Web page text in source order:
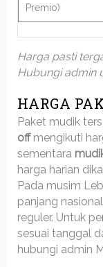
Premio)
Harga pasti
Hubungi admin
HARGA
Paket mudik
offmengikuti
sementara
harga harian
Pada musim
panjang
reguler. Untuk
sesuai tanggal
hubungi admin